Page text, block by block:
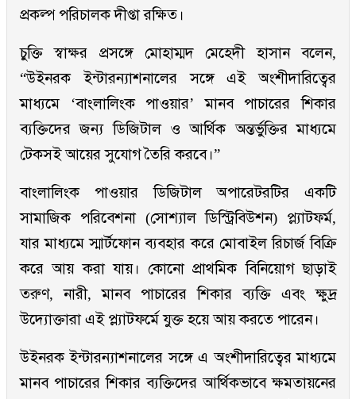
প্রকল্প পরিচালক দীপ্তা রক্ষিত।
চুক্তি স্বাক্ষর প্রসঙ্গে মোহাম্মদ মেহেদী হাসান বলেন,
“উইনরক ইন্টারন্যাশনালের সঙ্গে এই অংশীদারিত্বের
মাধ্যমে ‘বাংলালিংক পাওয়ার’ মানব পাচারের শিকার
ব্যক্তিদের জন্য ডিজিটাল ও আর্থিক অন্তর্ভুক্তির মাধ্যমে
টেকসই আয়ের সুযোগ তৈরি করবে।”
বাংলালিংক পাওয়ার ডিজিটাল অপারেটরটির একটি
সামাজিক পরিবেশনা (সোশ্যাল ডিস্ট্রিবিউশন) প্ল্যাটফর্ম,
যার মাধ্যমে স্মার্টফোন ব্যবহার করে মোবাইল রিচার্জ বিক্রি
করে আয় করা যায়। কোনো প্রাথমিক বিনিয়োগ ছাড়াই
তরুণ, নারী, মানব পাচারের শিকার ব্যক্তি এবং ক্ষুদ্র
উদ্যোক্তারা এই প্ল্যাটফর্মে যুক্ত হয়ে আয় করতে পারেন।
উইনরক ইন্টারন্যাশনালের সঙ্গে এ অংশীদারিত্বের মাধ্যমে
মানব পাচারের শিকার ব্যক্তিদের আর্থিকভাবে ক্ষমতায়নের